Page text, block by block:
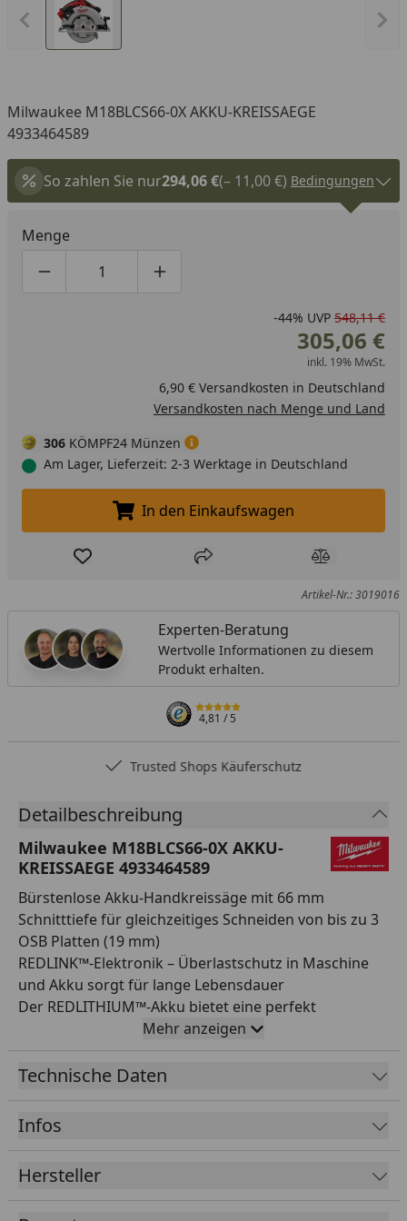
Vorheriges Bild anzeigen
Milwaukee M18BLCS66-0X AKKU-KREISSAEGE
4933464589
So zahlen Sie nur294,06 €(– 11,00 €) Bedingungen
Menge
Produktmenge um eins verringern
Produktmenge manuell eingeben
Produktmenge um eins erhöhen
-44% UVP 548,11 €
305,06 €
inkl. 19% MwSt.
6,90 € Versandkosten in Deutschland
Versandkosten nach Menge und Land
306 KÖMPF24 Münzen
Am Lager, Lieferzeit: 2-3 Werktage in Deutschland
In den Einkaufswagen legen
In den Einkaufswagen
Produkt zur Wunschliste hinzufügen
Teilen Produkt
Artikel-Nr.: 3019016
Experten-Beratung
Wertvolle Informationen zu diesem
Produkt erhalten.
4,81/ 5
Trusted Shops Käuferschutz
Detailbeschreibung
Milwaukee M18BLCS66-0X AKKU-
KREISSAEGE 4933464589
Bürstenlose Akku-Handkreissäge mit 66 mm
Schnitttiefe für gleichzeitiges Schneiden von bis zu 3
OSB Platten (19 mm)
REDLINK™-Elektronik – Überlastschutz in Maschine
und Akku sorgt für lange Lebensdauer
Der REDLITHIUM™-Akku bietet eine perfekt
abgestimmte Konstruktion, eine fortschrittliche
Elektronik und eine verlustfreie Leistungsabgabe für
längere Standzeit und längere Lebensdauer als bei
Metallhaken zur einfachen und sicheren Aufhängung
des Geräts
MILWAUKEE® Staubabsaugungen
Aluminium-Bodenplatte für maximale Haltbarkeit
Mehr anzeigen
Technische Daten
Infos
Hersteller